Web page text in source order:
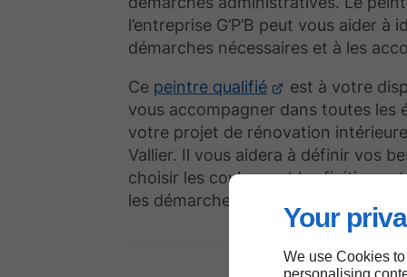
Your
We use Cookies
personalising
l’entreprise G’P’B peut vous aider à
démarches nécessaires et à les
Ce peintre qualifié
est à votre
vous accompagner dans toutes les
votre projet de rénovation
Vallier. Il vous aidera à définir vos
choisir les couleurs et les finitions
les démarches administratives.